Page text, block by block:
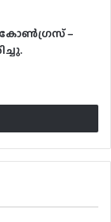
–